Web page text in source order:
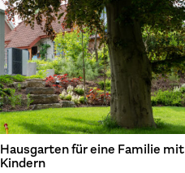
Hausgarten für eine Familie mit
Kindern